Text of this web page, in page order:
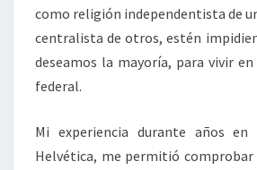
como religión independentista de
centralista de otros, estén
deseamos la mayoría, para vivir
federal.
Mi experiencia durante años en
Helvética, me permitió comprobar